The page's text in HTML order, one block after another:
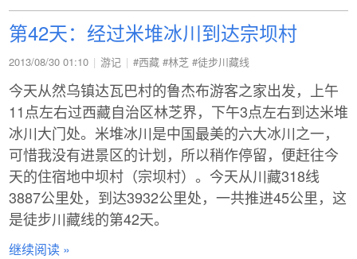
第42天：经过米堆冰川到达宗坝村
2013/08/30 01:10 游记 #西藏 #林芝 #徒步川藏线
今天从然乌镇达瓦巴村的鲁杰布游客之家出发，上午
11点左右过西藏自治区林芝界，下午3点左右到达米堆
冰川大门处。米堆冰川是中国最美的六大冰川之一，
可惜我没有进景区的计划，所以稍作停留，便赶往今
天的住宿地中坝村（宗坝村）。今天从川藏318线
3887公里处，到达3932公里处，一共推进45公里，这
是徒步川藏线的第42天。
继续阅读 »